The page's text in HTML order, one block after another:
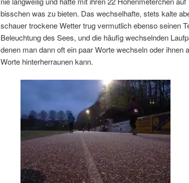
bisschen was zu bieten. Das wechselhafte, stets kalte
schauer trockene Wetter trug vermutlich ebenso seinen
Beleuchtung des Sees, und die häufig wechselnden
denen man dann oft ein paar Worte wechseln oder ihnen
Worte hinterherraunen kann.